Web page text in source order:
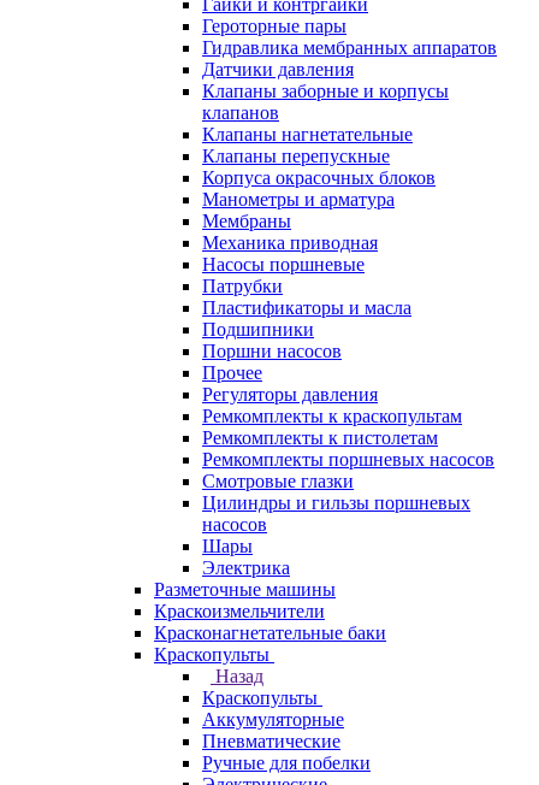
Гайки и контргайки
Героторные пары
Гидравлика мембранных аппаратов
Датчики давления
Клапаны заборные и корпусы
клапанов
Клапаны нагнетательные
Клапаны перепускные
Корпуса окрасочных блоков
Манометры и арматура
Мембраны
Механика приводная
Насосы поршневые
Патрубки
Пластификаторы и масла
Подшипники
Поршни насосов
Прочее
Регуляторы давления
Ремкомплекты к краскопультам
Ремкомплекты к пистолетам
Ремкомплекты поршневых насосов
Смотровые глазки
Цилиндры и гильзы поршневых
насосов
Шары
Электрика
Разметочные машины
Краскоизмельчители
Красконагнетательные баки
Краскопульты
Назад
Краскопульты
Аккумуляторные
Пневматические
Ручные для побелки